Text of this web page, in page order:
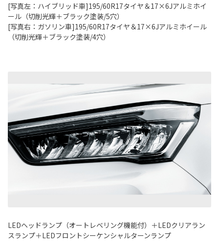
[写真左：ハイブリッド車]195/60R17タイヤ＆17×6Jアルミホイ
ール（切削光輝＋ブラック塗装/5穴）
[写真右：ガソリン車]195/60R17タイヤ＆17×6Jアルミホイール
（切削光輝＋ブラック塗装/4穴）
LEDヘッドランプ（オートレベリング機能付）＋LEDクリアラン
スランプ＋LEDフロントシーケンシャルターンランプ